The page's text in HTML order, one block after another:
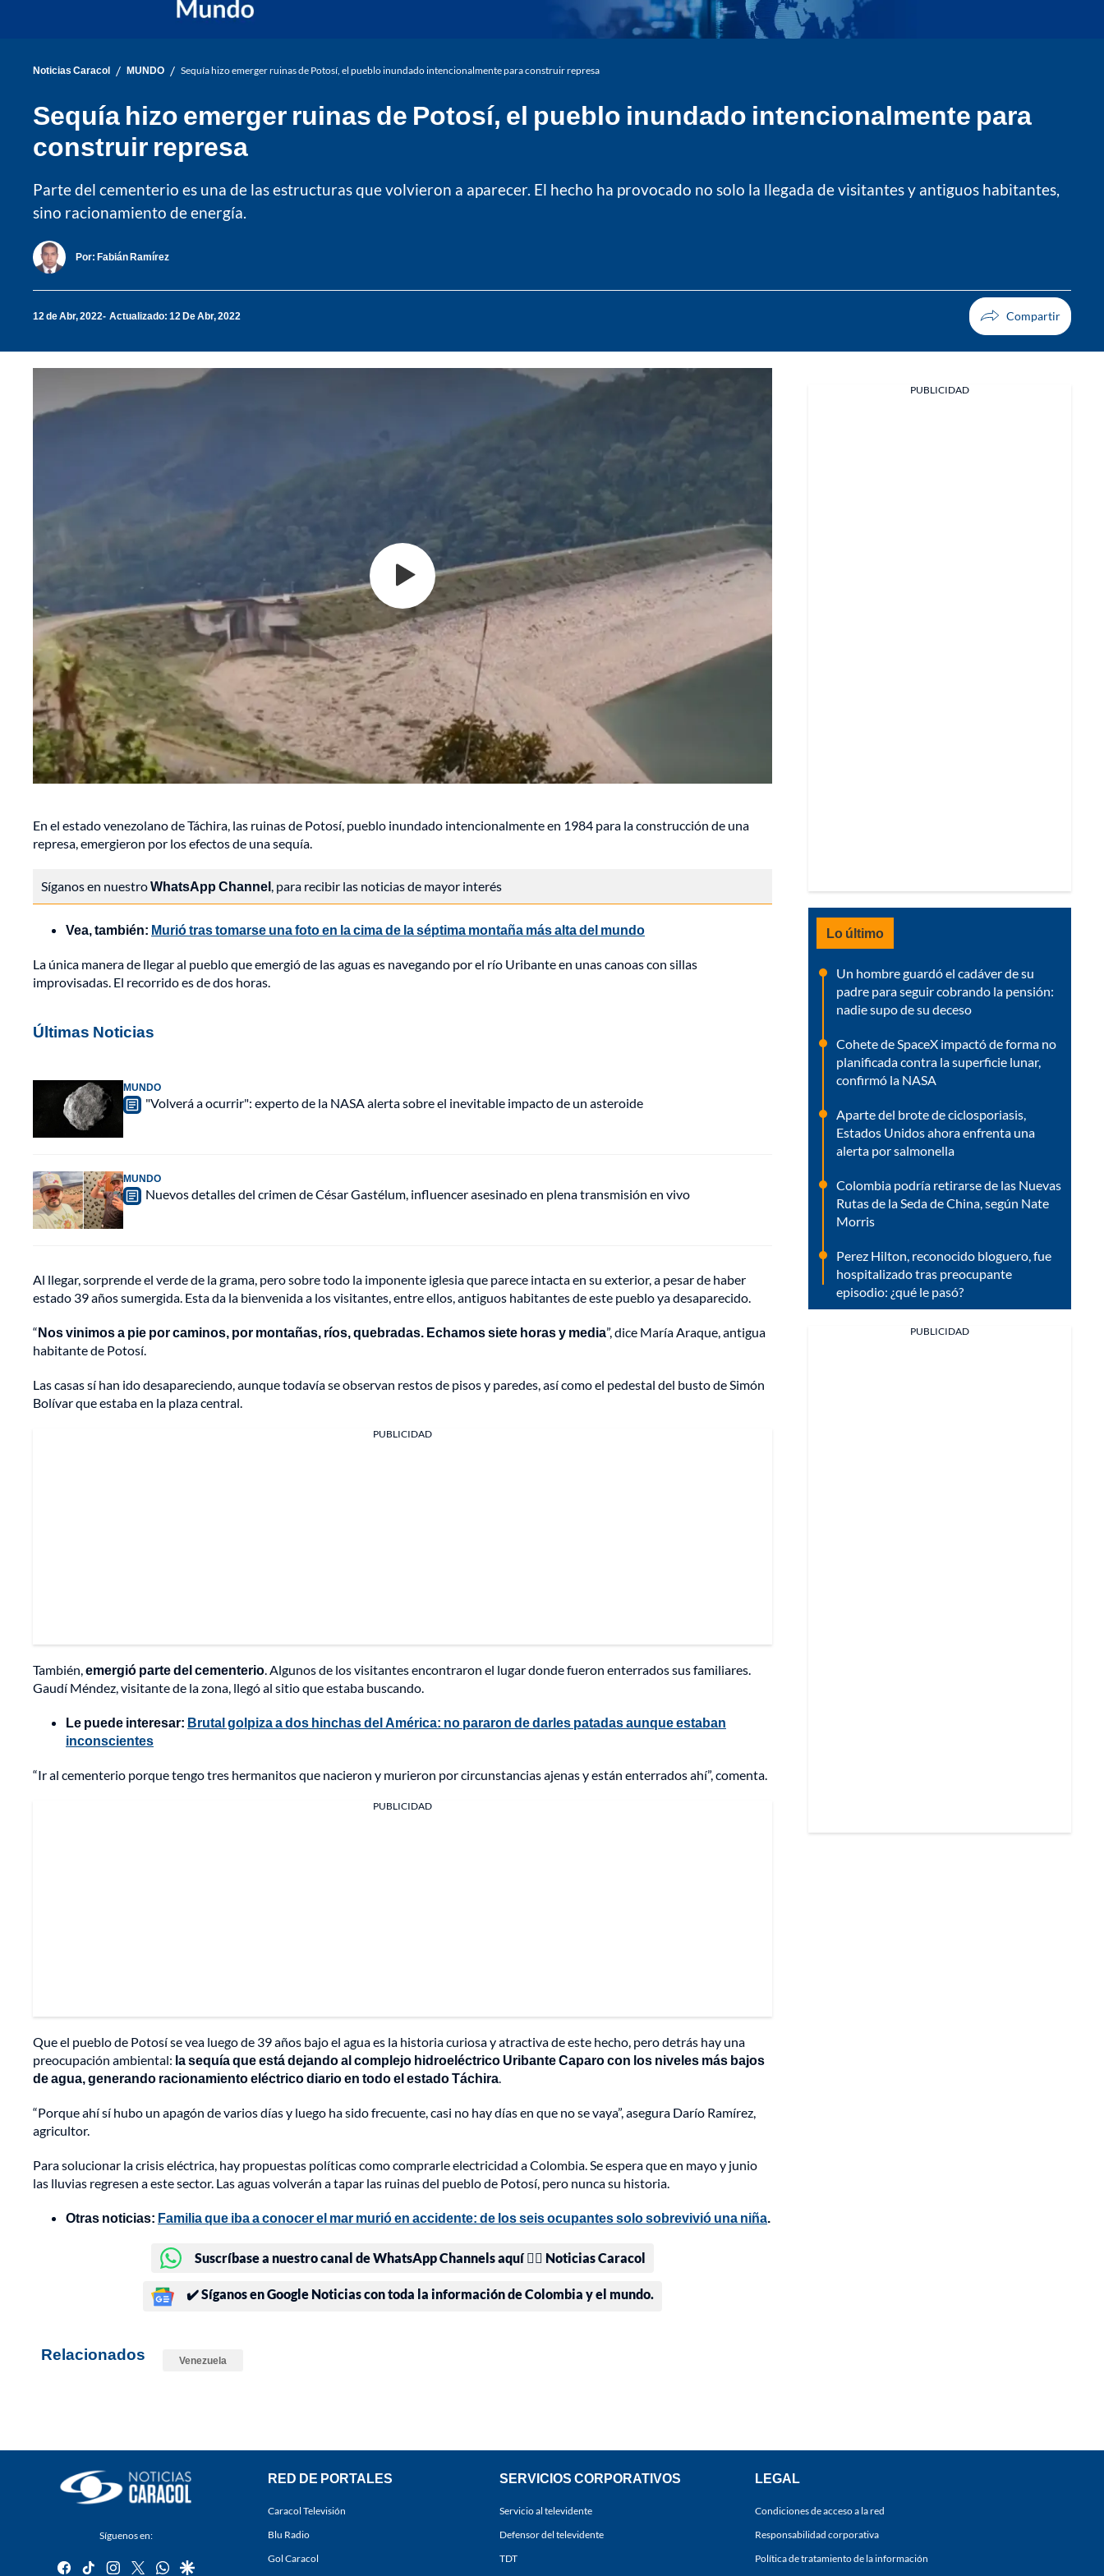
Noticias Caracol / MUNDO / Sequía hizo emerger ruinas de Potosí, el pueblo inundado intencionalmente para construir represa
Sequía hizo emerger ruinas de Potosí, el pueblo inundado intencionalmente para
construir represa
Parte del cementerio es una de las estructuras que volvieron a aparecer. El hecho ha provocado no solo la llegada de visitantes y antiguos habitantes,
sino racionamiento de energía.
Por: Fabián Ramírez
12 de Abr, 2022 Actualizado: 12 De Abr, 2022
En el estado venezolano de Táchira, las ruinas de Potosí, pueblo inundado intencionalmente en 1984 para la construcción de una
represa, emergieron por los efectos de una sequía.
Síganos en nuestroWhatsApp Channel, para recibir las noticias de mayor interés
Vea, también: Murió tras tomarse una foto en la cima de la séptima montaña más alta del mundo
La única manera de llegar al pueblo que emergió de las aguas es navegando por el río Uribante en unas canoas con sillas
improvisadas. El recorrido es de dos horas.
Últimas Noticias
MUNDO
"Volverá a ocurrir": experto de la NASA alerta sobre el inevitable impacto de un asteroide
MUNDO
Nuevos detalles del crimen de César Gastélum, influencer asesinado en plena transmisión en vivo
Al llegar, sorprende el verde de la grama, pero sobre todo la imponente iglesia que parece intacta en su exterior, a pesar de haber
estado 39 años sumergida. Esta da la bienvenida a los visitantes, entre ellos, antiguos habitantes de este pueblo ya desaparecido.
“Nos vinimos a pie por caminos, por montañas, ríos, quebradas. Echamos siete horas y media”, dice María Araque, antigua
habitante de Potosí.
Las casas sí han ido desapareciendo, aunque todavía se observan restos de pisos y paredes, así como el pedestal del busto de Simón
Bolívar que estaba en la plaza central.
PUBLICIDAD
También,emergió parte del cementerio. Algunos de los visitantes encontraron el lugar donde fueron enterrados sus familiares.
Gaudí Méndez, visitante de la zona, llegó al sitio que estaba buscando.
Le puede interesar: Brutal golpiza a dos hinchas del América: no pararon de darles patadas aunque estaban
inconscientes
“Ir al cementerio porque tengo tres hermanitos que nacieron y murieron por circunstancias ajenas y están enterrados ahí”, comenta.
PUBLICIDAD
Que el pueblo de Potosí se vea luego de 39 años bajo el agua es la historia curiosa y atractiva de este hecho, pero detrás hay una
preocupación ambiental: la sequía que está dejando al complejo hidroeléctrico Uribante Caparo con los niveles más bajos
de agua, generando racionamiento eléctrico diario en todo el estado Táchira.
“Porque ahí sí hubo un apagón de varios días y luego ha sido frecuente, casi no hay días en que no se vaya”, asegura Darío Ramírez,
agricultor.
Para solucionar la crisis eléctrica, hay propuestas políticas como comprarle electricidad a Colombia. Se espera que en mayo y junio
las lluvias regresen a este sector. Las aguas volverán a tapar las ruinas del pueblo de Potosí, pero nunca su historia.
Otras noticias: Familia que iba a conocer el mar murió en accidente: de los seis ocupantes solo sobrevivió una niña.
Suscríbase a nuestro canal de WhatsApp Channels aquí 👉🏻 Noticias Caracol
✔️ Síganos en Google Noticias con toda la información de Colombia y el mundo.
Relacionados Venezuela
PUBLICIDAD
Lo último
Un hombre guardó el cadáver de su
padre para seguir cobrando la pensión:
nadie supo de su deceso
Cohete de SpaceX impactó de forma no
planificada contra la superficie lunar,
confirmó la NASA
Aparte del brote de ciclosporiasis,
Estados Unidos ahora enfrenta una
alerta por salmonella
Colombia podría retirarse de las Nuevas
Rutas de la Seda de China, según Nate
Morris
Perez Hilton, reconocido bloguero, fue
hospitalizado tras preocupante
episodio: ¿qué le pasó?
PUBLICIDAD
Síguenos en:
facebook
tiktok instagram
twitterwhatsapp
google
RED DE PORTALES
Caracol Televisión
Blu Radio
Gol Caracol
SERVICIOS CORPORATIVOS
Servicio al televidente
Defensor del televidente
TDT
LEGAL
Condiciones de acceso a la red
Responsabilidad corporativa
Política de tratamiento de la información